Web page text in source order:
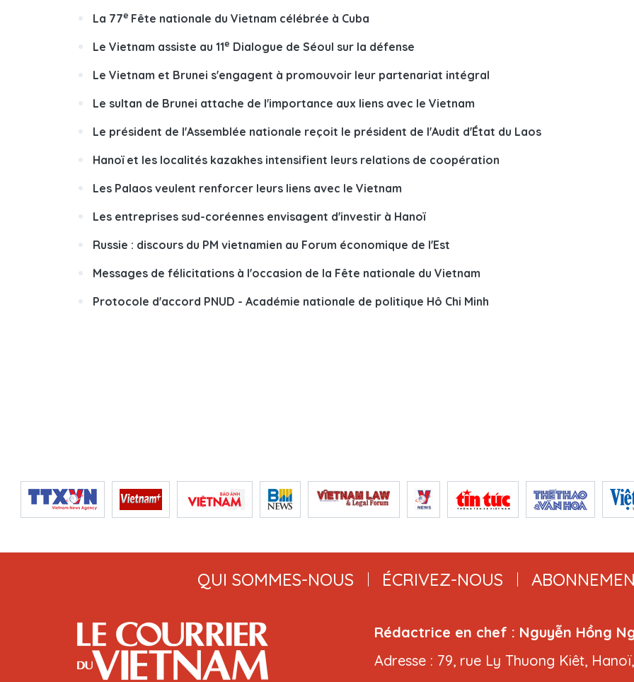
La 77e Fête nationale du Vietnam célébrée à Cuba
Le Vietnam assiste au 11e Dialogue de Séoul sur la défense
Le Vietnam et Brunei s'engagent à promouvoir leur partenariat intégral
Le sultan de Brunei attache de l'importance aux liens avec le Vietnam
Le président de l'Assemblée nationale reçoit le président de l'Audit d'État du Laos
Hanoï et les localités kazakhes intensifient leurs relations de coopération
Les Palaos veulent renforcer leurs liens avec le Vietnam
Les entreprises sud-coréennes envisagent d'investir à Hanoï
Russie : discours du PM vietnamien au Forum économique de l'Est
Messages de félicitations à l'occasion de la Fête nationale du Vietnam
Protocole d'accord PNUD - Académie nationale de politique Hô Chi Minh
QUI SOMMES-NOUS ÉCRIVEZ-NOUS
Rédactrice en chef : Nguyễn Hồng
Adresse : 79, rue Ly Thuong Kiêt,